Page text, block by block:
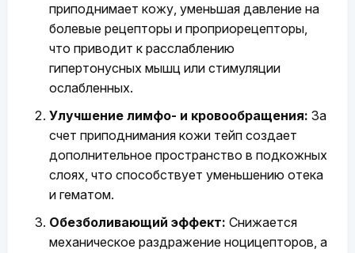
приподнимает кожу, уменьшая давление на
болевые рецепторы и проприорецепторы,
что приводит к расслаблению
гипертонусных мышц или стимуляции
ослабленных.
Улучшение лимфо- и кровообращения: За
счет приподнимания кожи тейп создает
дополнительное пространство в подкожных
слоях, что способствует уменьшению отека
и гематом.
Обезболивающий эффект: Снижается
механическое раздражение ноцицепторов, а